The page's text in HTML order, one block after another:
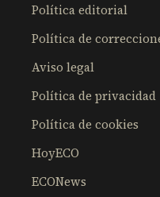
Política editorial
Política de
Aviso legal
Política de privacidad
Política de cookies
HoyECO
ECONews